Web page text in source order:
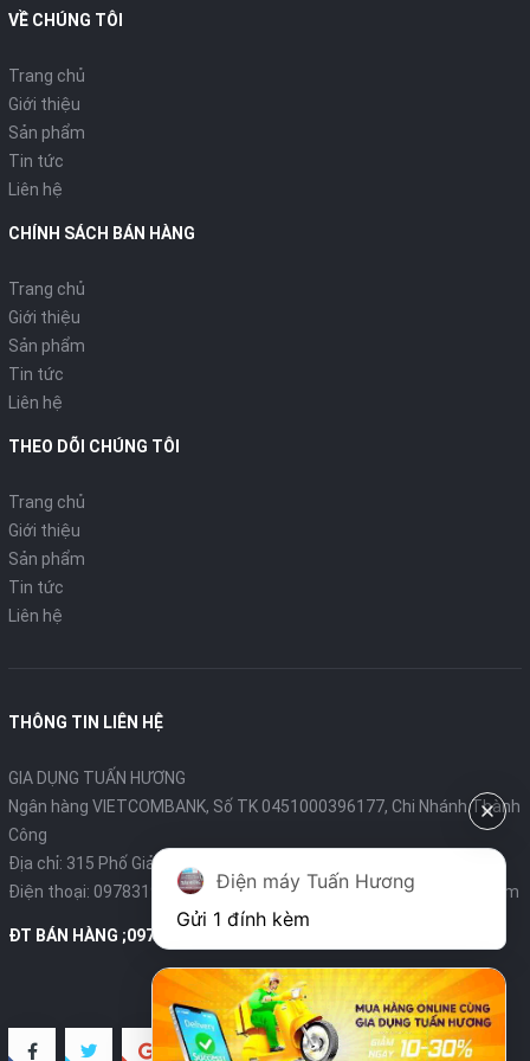
không có khói, lửa hay các chất gây hại như một số phương
- Bảo vệ khi quá nhiệt: Khi nhiệt độ vượt ngưỡng cho phép bếp
sẽ tự ngắt để đảm bảo an toàn cho người sử dụng.
tiếp ở đáy dụng cụ nấu, môi trường xung quanh chỉ bị nóng do
nhiệt từ dụng cụ nấu truyền ra nên tương đối nguội. Cả gia đình
- Để xa tầm tay trẻ em.
- Phải cho đồ ăn, nước vào nồi nấu trước khi bật bếp.
- Sử dụng đúng loại nồi chuyên dùng.
- Kiểm tra hệ thống điện trước khi sử dụng.
- Để bếp cách xa hơi nóng, hơi nước, khu vực ẩm ướt.
- Không đặt vật cản bên dưới bếp để quạt tản nhiệt hoạt động
hiệu quả.
- Dùng bếp xong, chỉnh nhiệt độ xuống mức thấp nhất, sau đó
tắt công tắc nguồn điện, và lấy nồi xuống.
Thông số kĩ thuật
Tên sản phẩm: Bếp từ Sanaky AT-1014BT
VỀ CHÚNG TÔI
Trang chủ
Giới thiệu
Sản phẩm
Tin tức
Liên hệ
CHÍNH SÁCH BÁN HÀNG
Trang chủ
Giới thiệu
Sản phẩm
Tin tức
Liên hệ
THEO DÕI CHÚNG TÔI
Trang chủ
Giới thiệu
Sản phẩm
Tin tức
Liên hệ
THÔNG TIN LIÊN HỆ
GIA DỤNG TUẤN HƯƠNG
Ngân hàng VIETCOMBANK, Số TK 0451000396177, Chi Nhánh Thành
Công
Địa chỉ: 315 Phố Giảng Võ - Ba Đình - Hà Nội
Điện thoại: 0978319375- Email:diengiadungtuanhuong@gmail.com
ĐT BÁN HÀNG ;0978319375
Điện máy Tuấn Hương
Gửi 1 đính kèm